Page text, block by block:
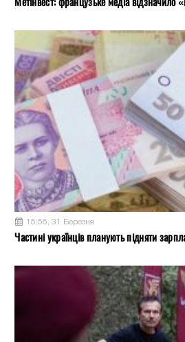
15:56, 31 Березня
Частині українців планують підняти